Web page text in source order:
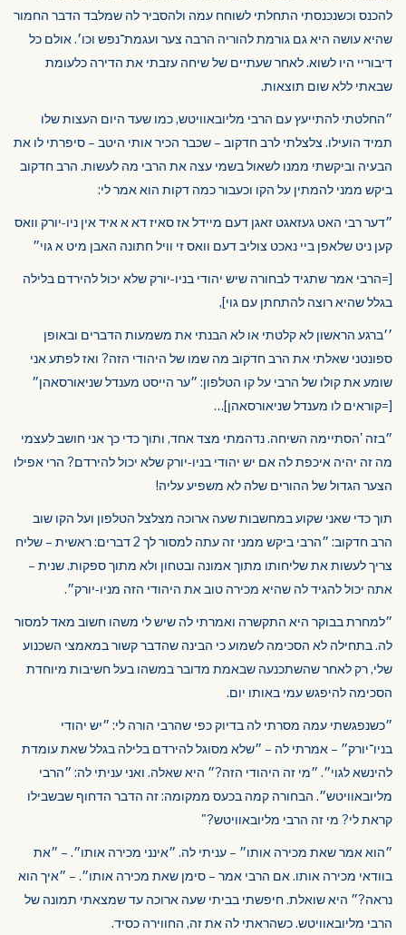
להכנס וכשנכנסתי התחלתי לשוחח עמה ולהסביר לה שמלבד הדבר החמור
שהיא עושה היא גם גורמת להוריה הרבה צער ועגמת־נפש וכו׳. אולם כל
דיבוריי היו לשוא. לאחר שעתיים של שיחה עזבתי את הדירה כלעומת
שבאתי ללא שום תוצאות.
״החלטתי להתייעץ עם הרבי מליובאוויטש, כמו שעד היום העצות שלו
תמיד הועילו. צלצלתי לרב חדקוב – שכבר הכיר אותי היטב – סיפרתי לו את
הבעיה וביקשתי ממנו לשאול בשמי עצה את הרבי מה לעשות. הרב חדקוב
ביקש ממני להמתין על הקו וכעבור כמה דקות הוא אמר לי:
״דער רבי האט געזאגט זאגן דעם מיידל אז סאיז דא א איד אין ניו-יורק וואס
קען ניט שלאפן ביי נאכט צוליב דעם וואס זי וויל חתונה האבן מיט א גוי״
[=הרבי אמר שתגיד לבחורה שיש יהודי בניו-יורק שלא יכול להירדם בלילה
בגלל שהיא רוצה להתחתן עם גוי],
׳׳ברגע הראשון לא קלטתי או לא הבנתי את משמעות הדברים ובאופן
ספונטני שאלתי את הרב חדקוב מה שמו של היהודי הזה? ואז לפתע אני
שומע את קולו של הרבי על קו הטלפון: ״ער הייסט מענדל שניאורסאהן״
[=קוראים לו מענדל שניאורסאהן]…
״בזה 'הסתיימה השיחה. נדהמתי מצד אחד, ותוך כדי כך אני חושב לעצמי
מה זה יהיה איכפת לה אם יש יהודי בניו-יורק שלא יכול להירדם? הרי אפילו
הצער הגדול של ההורים שלה לא משפיע עליה!
תוך כדי שאני שקוע במחשבות שעה ארוכה מצלצל הטלפון ועל הקו שוב
הרב חדקוב: ״הרבי ביקש ממני זה עתה למסור לך 2 דברים: ראשית – שליח
צריך לעשות את שליחותו מתוך אמונה ובטחון ולא מתוך ספקות. שנית –
אתה יכול להגיד לה שהיא מכירה טוב את היהודי הזה מניו-יורק״.
״למחרת בבוקר היא התקשרה ואמרתי לה שיש לי משהו חשוב מאד למסור
לה. בתחילה לא הסכימה לשמוע כי הבינה שהדבר קשור במאמצי השכנוע
שלי, רק לאחר שהשתכנעה שבאמת מדובר במשהו בעל חשיבות מיוחדת
הסכימה להיפגש עמי באותו יום.
״כשנפגשתי עמה מסרתי לה בדיוק כפי שהרבי הורה לי: ״יש יהודי
בניו־יורק״ – אמרתי לה – ״שלא מסוגל להירדם בלילה בגלל שאת עומדת
להינשא לגוי״. ״מי זה היהודי הזה?״ היא שאלה. ואני עניתי לה: ״הרבי
מליובאוויטש״. הבחורה קמה בכעס ממקומה: זה הדבר הדחוף שבשבילו
קראת לי? מי זה הרבי מליובאוויטש?"
״הוא אמר שאת מכירה אותו״ – עניתי לה. ״אינני מכירה אותו״. – ״את
בוודאי מכירה אותו. אם הרבי אמר – סימן שאת מכירה אותו״. – ״איך הוא
נראה?״ היא שואלת. חיפשתי בביתי שעה ארוכה עד שמצאתי תמונה של
הרבי מליובאוויטש. כשהראתי לה את זה, החווירה כסיד.